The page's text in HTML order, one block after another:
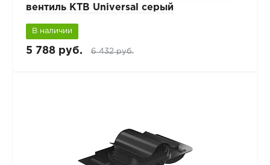
вентиль КТВ Universal серый
В наличии
5 788 руб. 6 432 руб.